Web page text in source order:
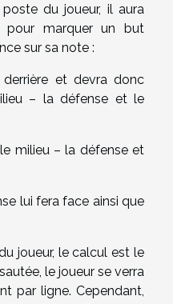
du joueur, il aura
pour marquer un but
sur sa note :
et devra donc
– la défense et le
milieu – la défense et
lui fera face ainsi que
joueur, le calcul est le
le joueur se verra
par ligne. Cependant,